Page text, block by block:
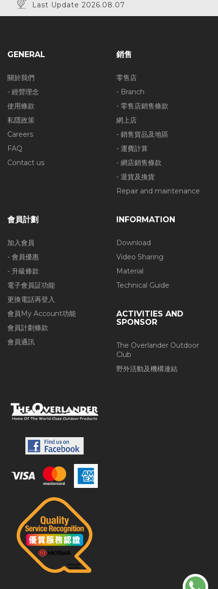
Last Update 2026.08.07
GENERAL
關於我們
- 經營理念
使用條款
私隱政策
Careers
FAQ
Contact us
銷售
零售店
- Branch
- 零售店銷售條款
網上店
- 銷售貨品及地區
- 運費計算
- 網店銷售條款
- 退貨及換貨
Repair and maintenance
會員計劃
加入會員
- 會員優惠
- 升級條款
電子會員証功能
更換電話再登入
會員My Account功能
會員計劃條款
會員通訊
INFORMATION
Download
Video Sharing
Material
Technical Guide
ACTIVITIES AND
SPONSOR
The Overlander Outdoor
Club
野外活動及機構連結